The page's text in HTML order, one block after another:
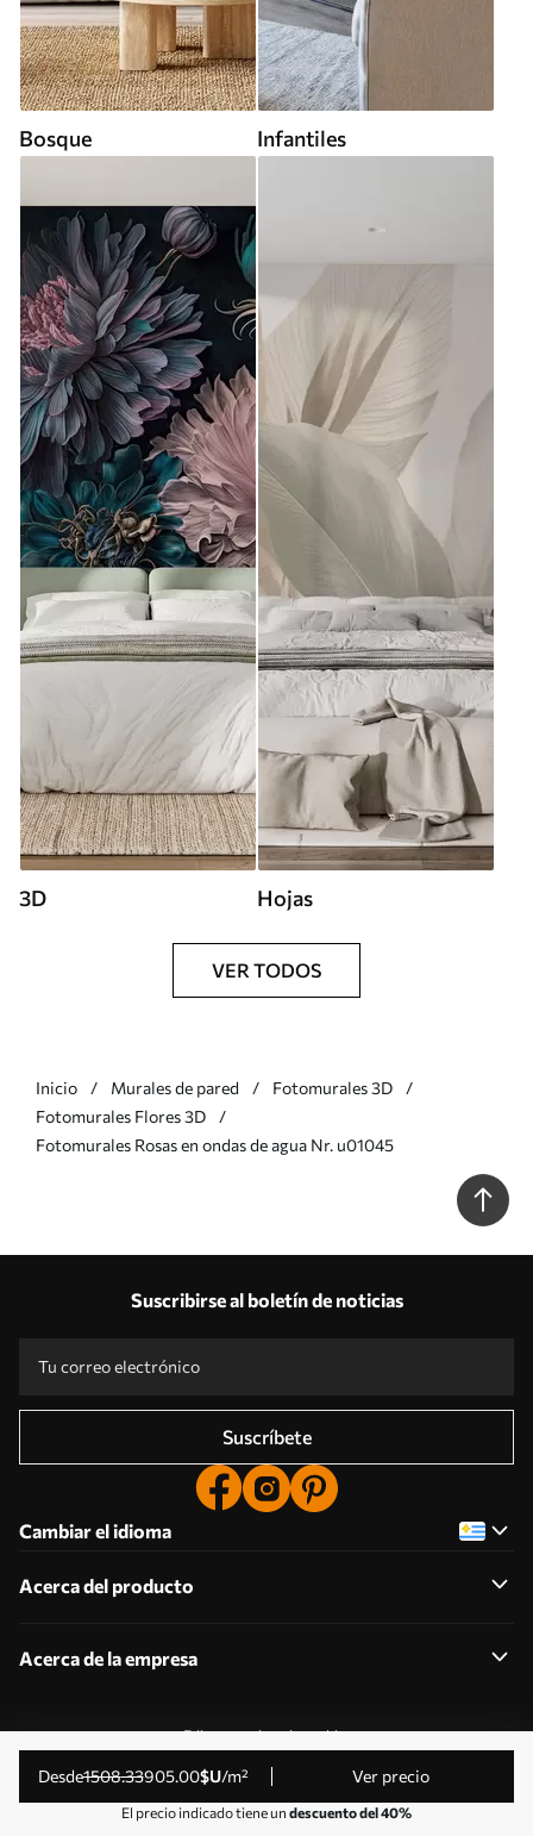
desde1508.33905.00$U/m² Ver precio
El precio indicado tiene un descuento del 40%
Bosque Infantiles
3D Hojas
VER TODOS
Inicio Murales de pared
Fotomurales 3D
Fotomurales Flores 3D
Fotomurales Rosas en ondas de agua Nr. u01045
Suscribirse al boletín de noticias
Suscríbete
Cambiar el idioma
Acerca del producto
Acerca de la empresa
Editar permisos de cookies
© 2011-2026 Uwalls . Todos los derechos reservados.
Gestionado por KLW Sp. z o.o. CIF: PL9223057591.